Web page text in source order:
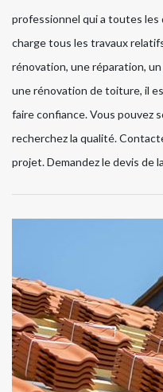
professionnel qui a toutes
charge tous les travaux
rénovation, une réparation,
une rénovation de toiture, il
faire confiance. Vous pouvez
recherchez la qualité.
projet. Demandez le devis de